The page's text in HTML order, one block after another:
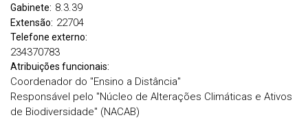
Gabinete: 8.3.39
Extensão: 22704
Telefone externo:
234370783
Atribuições funcionais:
Coordenador do "Ensino a Distância"
Responsável pelo "Núcleo de Alterações Climáticas e Ativos
de Biodiversidade" (NACAB)